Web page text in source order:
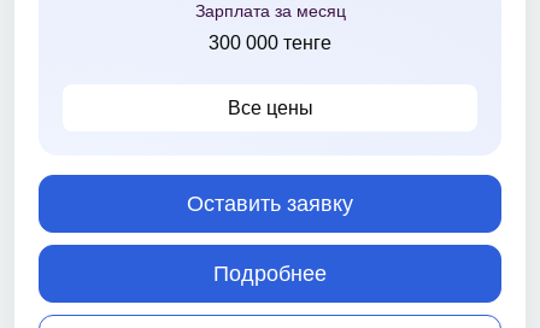
Зарплата за месяц
300 000 тенге
Все цены
Оставить заявку
Подробнее